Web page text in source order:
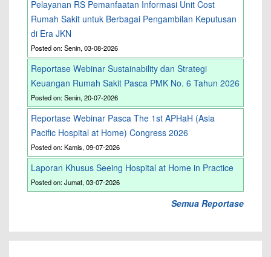
Pelayanan RS Pemanfaatan Informasi Unit Cost
Rumah Sakit untuk Berbagai Pengambilan Keputusan
di Era JKN
Posted on: Senin, 03-08-2026
Reportase Webinar Sustainability dan Strategi
Keuangan Rumah Sakit Pasca PMK No. 6 Tahun 2026
Posted on: Senin, 20-07-2026
Reportase Webinar Pasca The 1st APHaH (Asia
Pacific Hospital at Home) Congress 2026
Posted on: Kamis, 09-07-2026
Laporan Khusus Seeing Hospital at Home in Practice
Posted on: Jumat, 03-07-2026
Semua Reportase